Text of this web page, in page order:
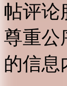
帖评论
尊重公
的信息